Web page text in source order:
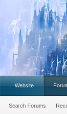
Website
Search Forums